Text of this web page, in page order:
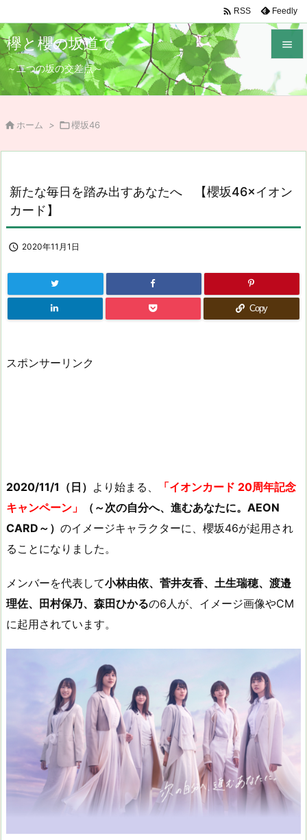
欅と櫻の坂道で
～二つの坂の交差点～


メニュ
次へ
検索
 RSS Feedly
 ホーム > 櫻坂46
新たな毎日を踏み出すあなたへ 【櫻坂46×イオン
カード】
 2020年11月1日
Copy
スポンサーリンク
2020/11/1（日） より始まる、
「イオンカード 20周年記念
キャンペーン」
（～次の自分へ、進むあなたに。AEON
CARD～） のイメージキャラクターに、櫻坂46が起用され
ることになりました。
メンバーを代表して小林由依、菅井友香、土生瑞穂、渡邉
理佐、田村保乃、森田ひかるの6人が、イメージ画像やCM
に起用されています。